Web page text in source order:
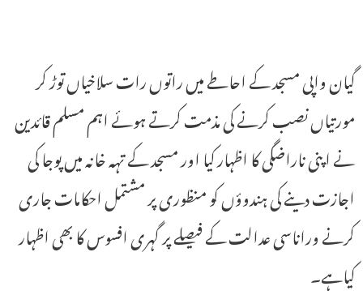
گیان واپی مسجد کے احاطے میں راتوں رات سلاخیاں توڑ کر
مورتیاں نصب کرنے کی مذمت کرتے ہوئے اہم مسلم قائدین
نے اپنی ناراضگی کا اظہار کیا اور مسجد کے تہہ خانہ میں پوجا کی
اجازت دینے کی ہندوؤں کو منظوری پر مشتمل احکامات جاری
کرنے وراناسی عدالت کے فیصلے پر گہری افسوس کا بھی اظہار
کیاہے۔